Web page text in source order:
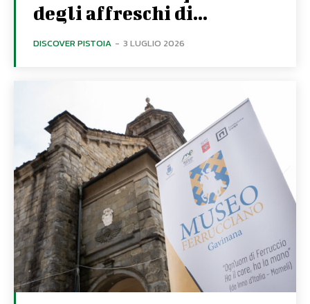
degli affreschi di...
DISCOVER PISTOIA - 3 LUGLIO 2026